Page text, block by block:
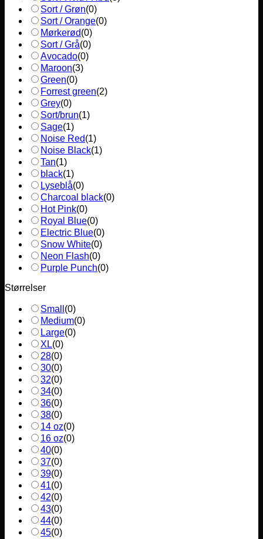
Sort / Grøn(0)
Sort / Orange(0)
Mørkerød(0)
Sort / Grå(0)
Avocado(0)
Maroon(3)
Green(0)
Forrest green(2)
Grey(0)
Sort/brun(1)
Sage(1)
Noise Red(1)
Noise Black(1)
Tan(1)
black(1)
Lyseblå(0)
Charcoal black(0)
Hot Pink(0)
Royal Blue(0)
Electric Blue(0)
Snow White(0)
Neon Flash(0)
Purple Punch(0)
Størrelser
Small (0)
Medium(0)
Large(0)
XL(0)
28(0)
30(0)
32(0)
34(0)
36(0)
38(0)
14 oz(0)
16 oz(0)
40(0)
37(0)
39(0)
41(0)
42(0)
43(0)
44(0)
45(0)